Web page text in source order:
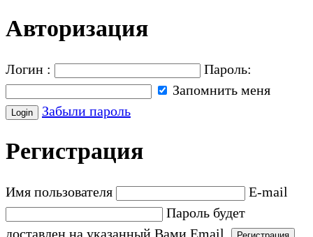
Авторизация
Логин :
Пароль:
Запомнить меня
Забыли пароль
Регистрация
Имя пользователя
E-mail
Пароль будет
доставлен на указанный Вами Email.